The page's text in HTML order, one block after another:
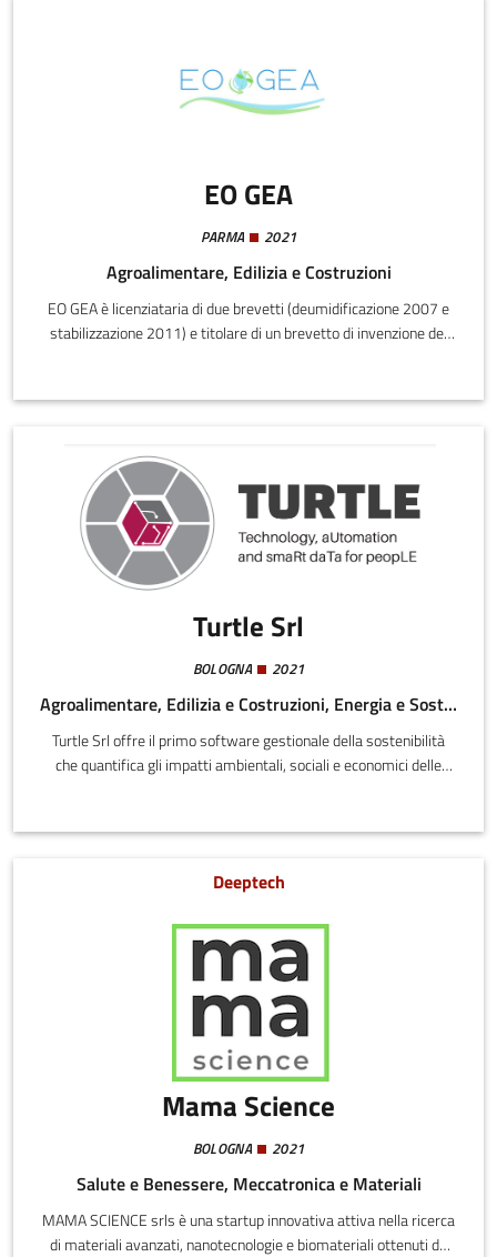
EO GEA
PARMA 2021
Agroalimentare, Edilizia e Costruzioni
EO GEA è licenziataria di due brevetti (deumidificazione 2007 e
stabilizzazione 2011) e titolare di un brevetto di invenzione del
scopo di EO GEA è progettare soluzioni che agiscano sulla causa
Turtle Srl
BOLOGNA 2021
Agroalimentare, Edilizia e Costruzioni, Energia e Sostenibilità, Digitale
Turtle Srl offre il primo software gestionale della sostenibilità
che quantifica gli impatti ambientali, sociali e economici delle
ricavare informazioni affidabili sulla sostenibilità delle aziende,
confrontabili.
Deeptech
Mama Science
BOLOGNA 2021
Salute e Benessere, Meccatronica e Materiali
MAMA SCIENCE srls è una startup innovativa attiva nella ricerca
di materiali avanzati, nanotecnologie e biomateriali ottenuti da